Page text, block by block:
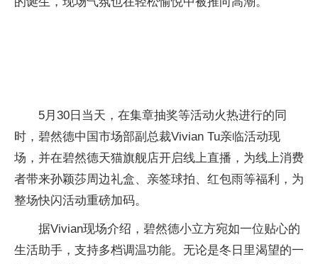
5月30日当天，在集章抽奖等活动火热进行的同
时，碧然德中国市场部副 总裁Vivian Tu亲临活动现
场，并在碧然德天猫旗舰店开启线上直播，为线上消费
者带来孙颖莎周边礼盒、亲签球拍、红包雨等福利，为
整场快闪活动重磅加码。
据Vivian现场介绍，碧然德小立方宛如一位贴心的
生活助手，支持多档调温功能。无论是冬日里渴望的一